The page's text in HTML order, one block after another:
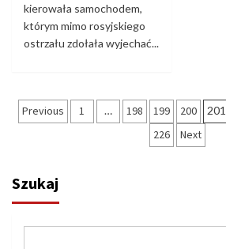
kierowała samochodem,
którym mimo rosyjskiego
ostrzału zdołała wyjechać...
Stronicowanie
Previous 1 … 198 199 200 201
226 Next
Szukaj